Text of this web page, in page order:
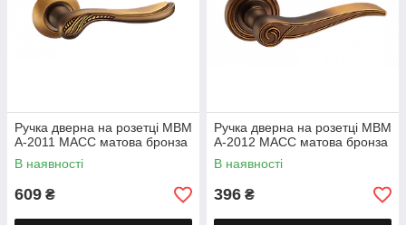
Ручка дверна на розетці МВМ
A-2011 MACC матова бронза
В наявності
609 ₴
Ручка дверна на розетці МВМ
A-2012 MACC матова бронза
В наявності
396 ₴